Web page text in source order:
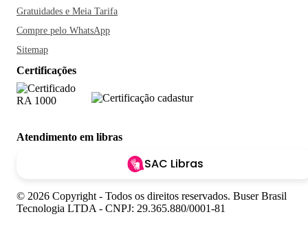
Gratuidades e Meia Tarifa
Compre pelo WhatsApp
Sitemap
Certificações
Atendimento em libras
SAC Libras
© 2026 Copyright - Todos os direitos reservados. Buser Brasil
Tecnologia LTDA - CNPJ: 29.365.880/0001-81